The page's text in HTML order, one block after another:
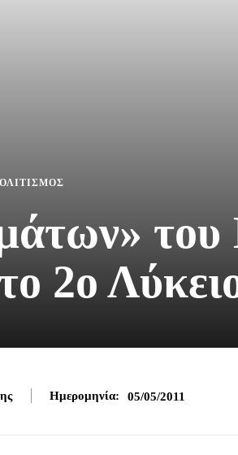
του
2ο
Ημερομηνία: 05/05/2011